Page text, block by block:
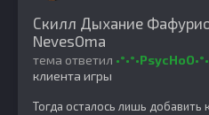
Скилл Дыхание
NevesOma
тема ответил
клиента игры
Тогда осталось лишь добавить